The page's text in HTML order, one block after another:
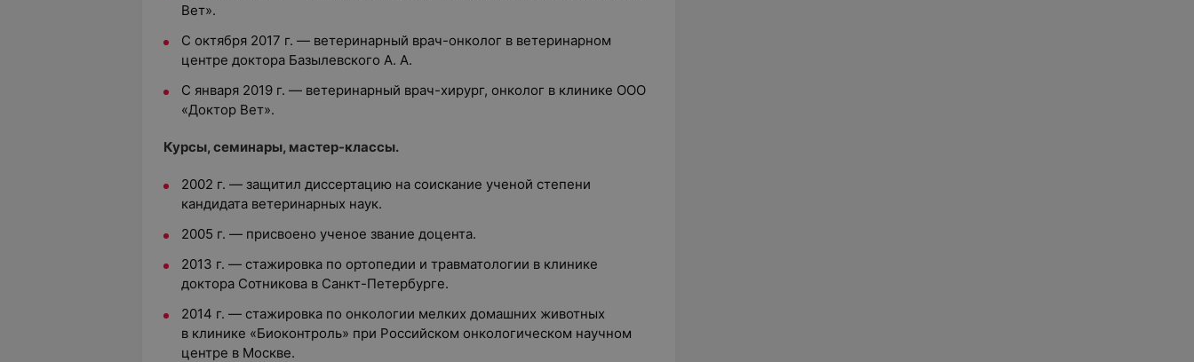
Вет».
С октября 2017 г. — ветеринарный врач-онколог в ветеринарном
центре доктора Базылевского А. А.
С января 2019 г. — ветеринарный врач-хирург, онколог в клинике ООО
«Доктор Вет».
Курсы, семинары, мастер-классы.
2002 г. — защитил диссертацию на соискание ученой степени
кандидата ветеринарных наук.
2005 г. — присвоено ученое звание доцента.
2013 г. — стажировка по ортопедии и травматологии в клинике
доктора Сотникова в Санкт-Петербурге.
2014 г. — стажировка по онкологии мелких домашних животных
в клинике «Биоконтроль» при Российском онкологическом научном
центре в Москве.